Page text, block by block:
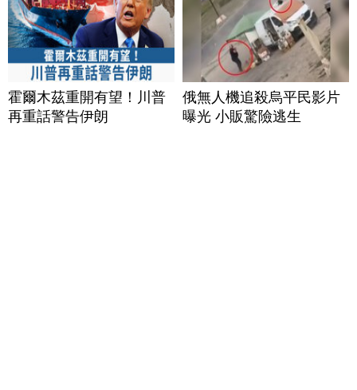
霍爾木茲重開有望！川普
再重話警告伊朗
俄無人機追殺烏平民影片
曝光 小販驚險逃生